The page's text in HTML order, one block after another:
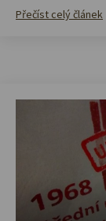
Přečíst celý článek